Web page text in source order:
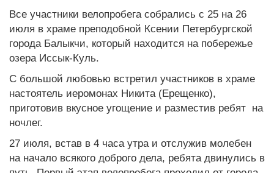
Все участники велопробега собрались с 25 на 26
июля в храме преподобной Ксении Петербургской
города Балыкчи, который находится на побережье
озера Иссык-Куль.
С большой любовью встретил участников в храме
настоятель иеромонах Никита (Ерещенко),
приготовив вкусное угощение и разместив ребят на
ночлег.
27 июля, встав в 4 часа утра и отслужив молебен
на начало всякого доброго дела, ребята двинулись в